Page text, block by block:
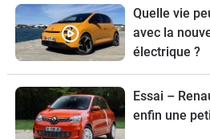
Quelle vie
avec la
électrique ?
Essai –
enfin une